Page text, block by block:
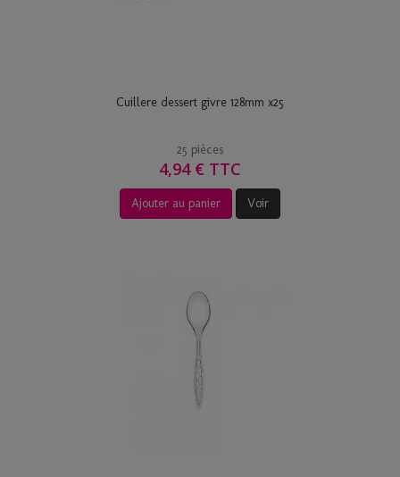
Cuillere dessert givre 128mm x25
25 pièces
4,94 € TTC
Ajouter au panier Voir